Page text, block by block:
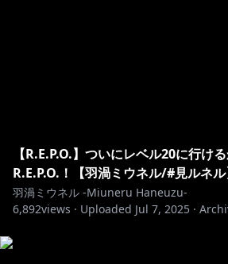
･･･････････････････････････････
https://www.youtube.com/channel/
【R.E.P.O.】ついにレベル20に行け
R.E.P.O.！【羽渦ミウネル/#見ルネル
羽渦ミウネル -Miuneru Haneuzu-
6,892views · Uploaded Jul 7, 2025 ·